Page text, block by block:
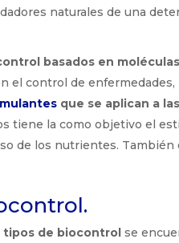
naturales de una
basados en
el control de enfermedades,
que se aplican a
tiene la como objetivo el
de los nutrientes.
de biocontrol se